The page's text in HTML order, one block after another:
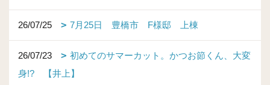
26/07/25 7月25日 豊橋市 F様邸 上棟
26/07/23
初めてのサマーカット。かつお節くん、大変
身!? 【井上】